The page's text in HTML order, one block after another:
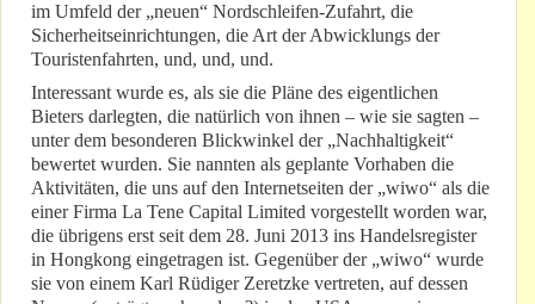
im Umfeld der „neuen“ Nordschleifen-Zufahrt, die
Sicherheitseinrichtungen, die Art der Abwicklungs der
Touristenfahrten, und, und, und.
Interessant wurde es, als sie die Pläne des eigentlichen
Bieters darlegten, die natürlich von ihnen – wie sie sagten –
unter dem besonderen Blickwinkel der „Nachhaltigkeit“
bewertet wurden. Sie nannten als geplante Vorhaben die
Aktivitäten, die uns auf den Internetseiten der „wiwo“ als die
einer Firma La Tene Capital Limited vorgestellt worden war,
die übrigens erst seit dem 28. Juni 2013 ins Handelsregister
in Hongkong eingetragen ist. Gegenüber der „wiwo“ wurde
sie von einem Karl Rüdiger Zeretzke vertreten, auf dessen